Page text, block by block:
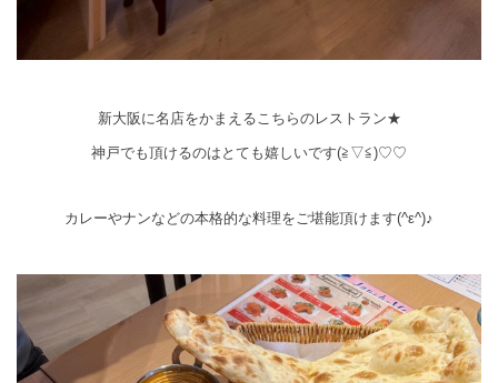
新大阪に名店をかまえるこちらのレストラン★
神戸でも頂けるのはとても嬉しいです(≧▽≦)♡♡
カレーやナンなどの本格的な料理をご堪能頂けます(^ε^)♪